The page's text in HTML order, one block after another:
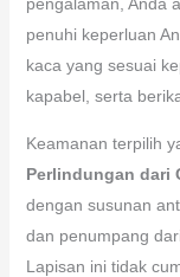
penuhi keperluan
kaca yang sesuai
kapabel, serta
Keamanan terpilih
Perlindungan dari
dengan susunan
dan penumpang
Lapisan ini tidak